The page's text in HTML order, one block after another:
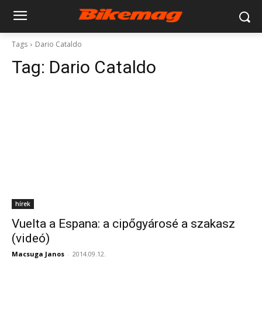
Tags Dario Cataldo
Tag: Dario Cataldo
hírek
Vuelta a Espana: a cipőgyárosé a szakasz
(videó)
Macsuga Janos - 2014.09.12.